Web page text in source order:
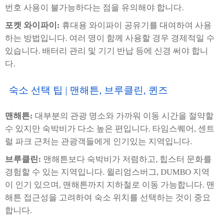
번호 사용이 불가능하다는 점을 유의해야 합니다.
포켓 와이파이: 휴대용 와이파이 공유기를 대여하여 사용
하는 방법입니다. 여러 명이 함께 사용할 경우 경제적일 수
있습니다. 배터리 관리 및 기기 반납 등에 신경 써야 합니
다.
숙소 선택 팁 | 맨해튼, 브루클린, 퀸즈
맨해튼: 대부분의 관광 명소와 가까워 이동 시간을 절약할
수 있지만 숙박비가 다소 높은 편입니다. 타임스퀘어, 센트
럴 파크 근처는 관광객들에게 인기있는 지역입니다.
브루클린: 맨해튼보다 숙박비가 저렴하고, 힙스터 문화를
경험할 수 있는 지역입니다. 윌리엄스버그, DUMBO 지역
이 인기 있으며, 맨해튼까지 지하철로 이동 가능합니다. 맨
해튼 접근성을 고려하여 숙소 위치를 선택하는 것이 중요
합니다.